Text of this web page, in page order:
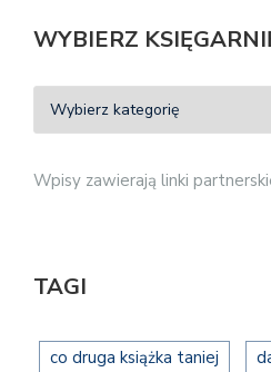
WYBIERZ
Wpisy zawierają linki
TAGI
co druga książka taniej